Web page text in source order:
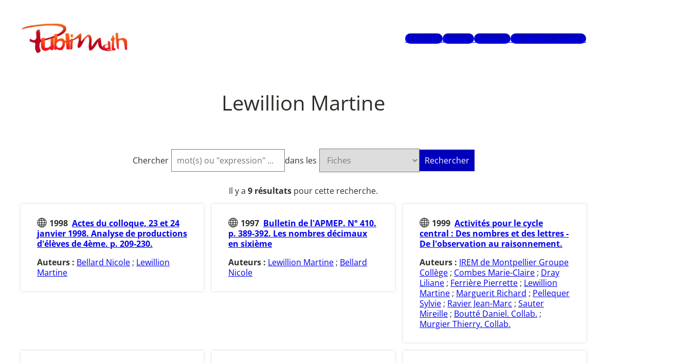
contenuPublimath
Mots-clésAuteursGlossaireRecherche avancée
Lewillion Martine
Chercher dans les Rechercher
Il y a 9 résultats pour cette recherche.
1998 Actes du colloque, 23 et 24
janvier 1998. Analyse de productions
d'élèves de 4ème. p. 209-230.
Auteurs : Bellard Nicole ; Lewillion
Martine
1997 Bulletin de l'APMEP. N° 410.
p. 389-392. Les nombres décimaux
en sixième
Auteurs : Lewillion Martine ; Bellard
Nicole
1999 Activités pour le cycle
central : Des nombres et des lettres -
De l'observation au raisonnement.
Auteurs : IREM de Montpellier Groupe
Collège ; Combes Marie-Claire ; Dray
Liliane ; Ferrière Pierrette ; Lewillion
Martine ; Marguerit Richard ; Pellequer
Sylvie ; Ravier Jean-Marc ; Sauter
Mireille ; Boutté Daniel. Collab. ;
Murgier Thierry. Collab.